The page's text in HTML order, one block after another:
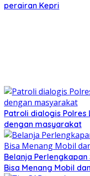
perairan Kepri
Patroli dialogis
dengan masyarakat
Belanja
Bisa Menang Mobil